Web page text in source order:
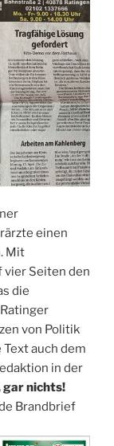
einen
Mit
vier Seiten den
die
von Politik
auch dem
in der
gar nichts!
Brandbrief